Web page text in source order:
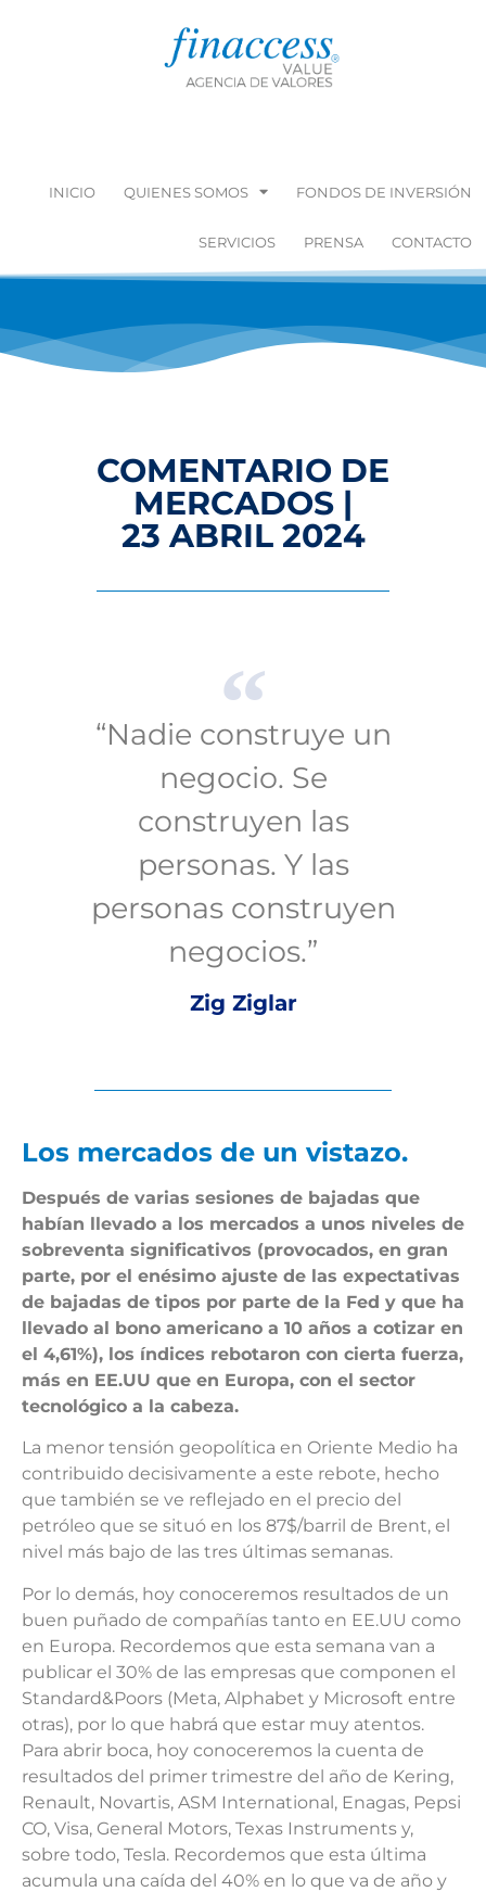
INICIO QUIENES SOMOS FONDOS DE INVERSIÓN
SERVICIOS PRENSA CONTACTO
COMENTARIO DE
MERCADOS |
23 ABRIL 2024
“Nadie construye un
negocio. Se
construyen las
personas. Y las
personas construyen
negocios.”
Zig Ziglar
Los mercados de un vistazo.
Después de varias sesiones de bajadas que
habían llevado a los mercados a unos niveles de
sobreventa significativos (provocados, en gran
parte, por el enésimo ajuste de las expectativas
de bajadas de tipos por parte de la Fed y que ha
llevado al bono americano a 10 años a cotizar en
el 4,61%), los índices rebotaron con cierta fuerza,
más en EE.UU que en Europa, con el sector
tecnológico a la cabeza.
La menor tensión geopolítica en Oriente Medio ha
contribuido decisivamente a este rebote, hecho
que también se ve reflejado en el precio del
petróleo que se situó en los 87$/barril de Brent, el
nivel más bajo de las tres últimas semanas.
Por lo demás, hoy conoceremos resultados de un
buen puñado de compañías tanto en EE.UU como
en Europa. Recordemos que esta semana van a
publicar el 30% de las empresas que componen el
Standard&Poors (Meta, Alphabet y Microsoft entre
otras), por lo que habrá que estar muy atentos.
Para abrir boca, hoy conoceremos la cuenta de
resultados del primer trimestre del año de Kering,
Renault, Novartis, ASM International, Enagas, Pepsi
CO, Visa, General Motors, Texas Instruments y,
sobre todo, Tesla. Recordemos que esta última
acumula una caída del 40% en lo que va de año y